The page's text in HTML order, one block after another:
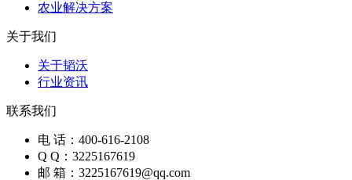
农业解决方案
关于我们
关于韬沃
行业资讯
联系我们
电 话：400-616-2108
Q Q：3225167619
邮 箱：3225167619@qq.com